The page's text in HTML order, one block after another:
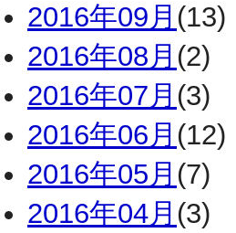
2016年09月 (13)
2016年08月 (2)
2016年07月 (3)
2016年06月 (12)
2016年05月 (7)
2016年04月 (3)